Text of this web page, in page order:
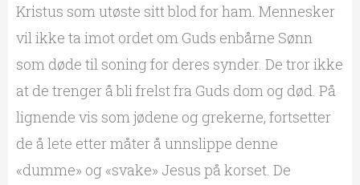
Kristus som utøste sitt blod for ham. Mennesker
vil ikke ta imot ordet om Guds enbårne Sønn
som døde til soning for deres synder. De tror ikke
at de trenger å bli frelst fra Guds dom og død. På
lignende vis som jødene og grekerne, fortsetter
de å lete etter måter å unnslippe denne
«dumme» og «svake» Jesus på korset. De